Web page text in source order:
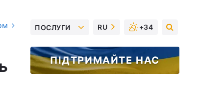
ПОСЛУГИ RU +34
ПІДТРИМАЙТЕ НАС